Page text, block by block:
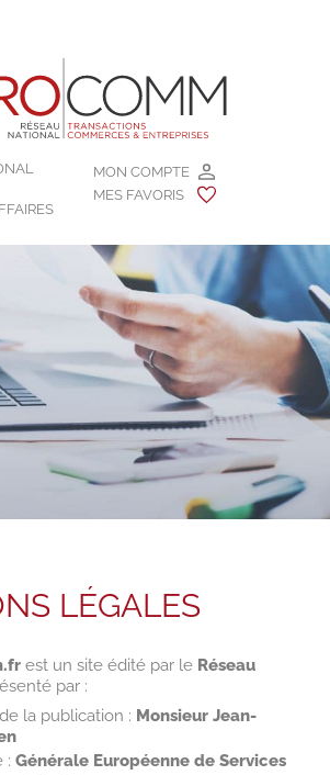
MON COMPTE
MES FAVORIS
LÉGALES
est un site édité par le Réseau
par :
la publication : Monsieur Jean-
:Générale Européenne de Services